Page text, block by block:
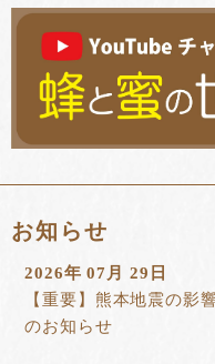
お知らせ
2026年 07月 29日
【重要】熊本地震の影
のお知らせ